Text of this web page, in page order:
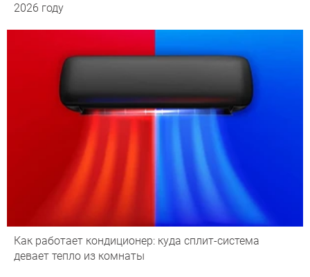
2026 году
Как работает кондиционер: куда сплит-система
девает тепло из комнаты